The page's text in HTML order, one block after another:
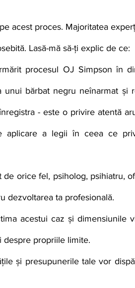
Lasă-mă să-ți explic de ce:
procesul OJ Simpson în
unui bărbat negru neînarmat
- este o privire atentă
aplicare a legii în ceea ce
dezvoltarea ta profesională.
despre propriile limite.